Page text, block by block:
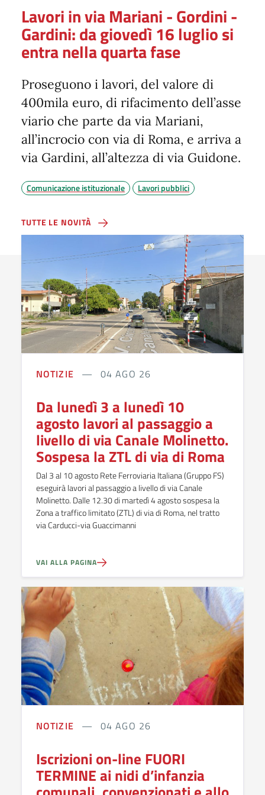
Lavori in via Mariani - Gordini -
Gardini: da giovedì 16 luglio si
entra nella quarta fase
Proseguono i lavori, del valore di
400mila euro, di rifacimento dell’asse
viario che parte da via Mariani,
all’incrocio con via di Roma, e arriva a
via Gardini, all’altezza di via Guidone.
Comunicazione istituzionale Lavori pubblici
TUTTE LE NOVITÀ
NOTIZIE 04 AGO 26
Da lunedì 3 a lunedì 10
agosto lavori al passaggio a
livello di via Canale Molinetto.
Sospesa la ZTL di via di Roma
Dal 3 al 10 agosto Rete Ferroviaria Italiana (Gruppo FS)
eseguirà lavori al passaggio a livello di via Canale
Molinetto. Dalle 12.30 di martedì 4 agosto sospesa la
Zona a traffico limitato (ZTL) di via di Roma, nel tratto
via Carducci-via Guaccimanni
VAI ALLA PAGINA
NOTIZIE 04 AGO 26
Iscrizioni on-line FUORI
TERMINE ai nidi d’infanzia